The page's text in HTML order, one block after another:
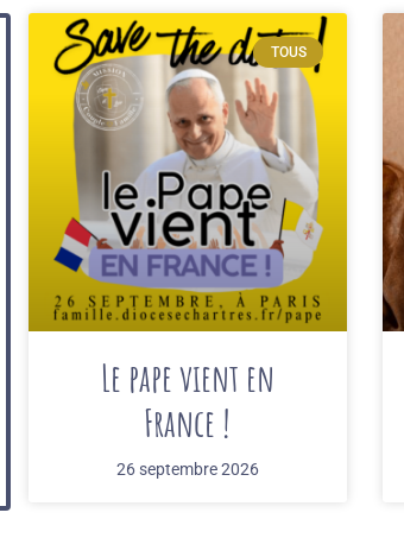
TOUS
Le pape vient en
France !
26 septembre 2026